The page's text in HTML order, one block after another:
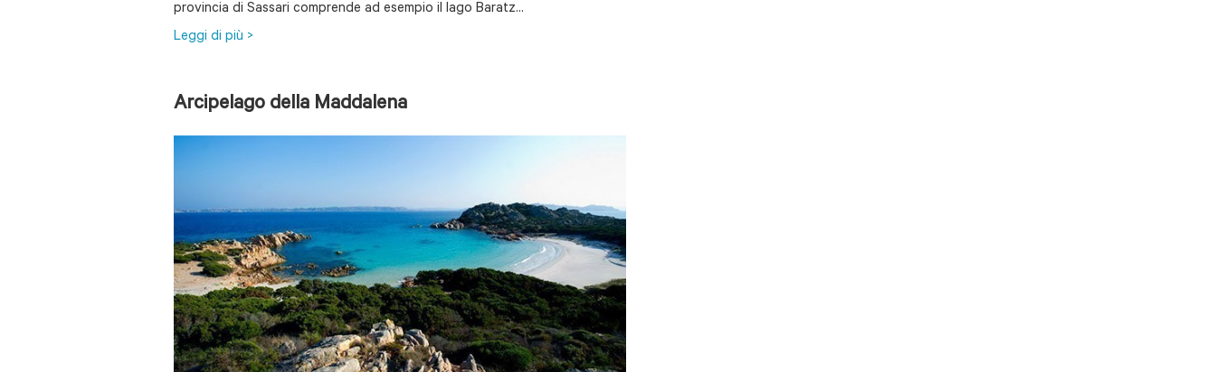
provincia di Sassari comprende ad esempio il lago Baratz...
Leggi di più >
Arcipelago della Maddalena